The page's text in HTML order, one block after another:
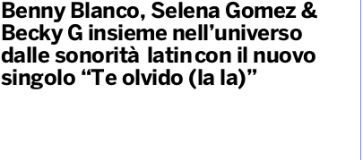
Benny Blanco, Selena Gomez &
Becky G insieme nell’universo
dalle sonorità latin con il nuovo
singolo “Te olvido (la la)”